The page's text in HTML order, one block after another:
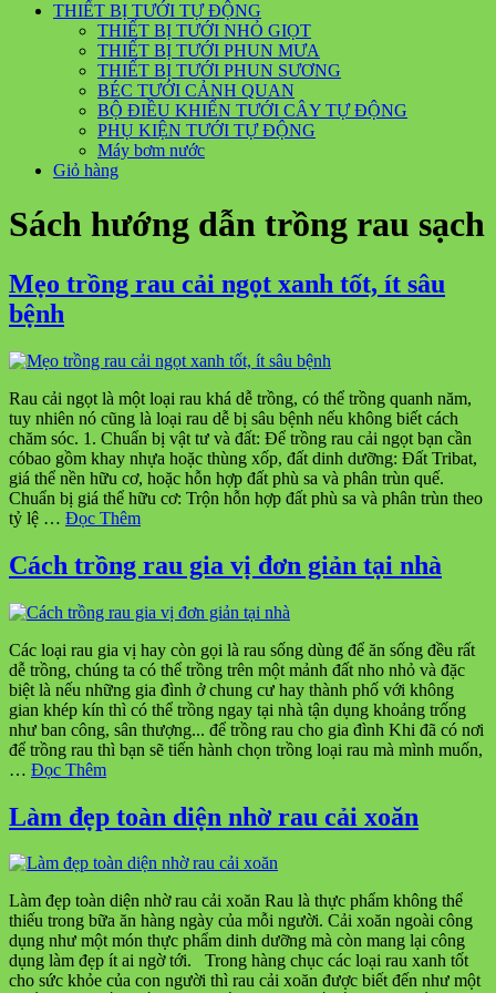
THIẾT BỊ TƯỚI TỰ ĐỘNG
THIẾT BỊ TƯỚI NHỎ GIỌT
THIẾT BỊ TƯỚI PHUN MƯA
THIẾT BỊ TƯỚI PHUN SƯƠNG
BÉC TƯỚI CẢNH QUAN
BỘ ĐIỀU KHIỂN TƯỚI CÂY TỰ ĐỘNG
PHỤ KIỆN TƯỚI TỰ ĐỘNG
Máy bơm nước
Giỏ hàng
Sách hướng dẫn trồng rau sạch
Mẹo trồng rau cải ngọt xanh tốt, ít sâu
bệnh
Rau cải ngọt là một loại rau khá dễ trồng, có thể trồng quanh năm,
tuy nhiên nó cũng là loại rau dễ bị sâu bệnh nếu không biết cách
chăm sóc. 1. Chuẩn bị vật tư và đất: Để trồng rau cải ngọt bạn cần
cóbao gồm khay nhựa hoặc thùng xốp, đất dinh dưỡng: Đất Tribat,
giá thể nền hữu cơ, hoặc hỗn hợp đất phù sa và phân trùn quế.
Chuẩn bị giá thể hữu cơ: Trộn hỗn hợp đất phù sa và phân trùn theo
tỷ lệ … Đọc Thêm
Cách trồng rau gia vị đơn giản tại nhà
Các loại rau gia vị hay còn gọi là rau sống dùng để ăn sống đều rất
dễ trồng, chúng ta có thể trồng trên một mảnh đất nho nhỏ và đặc
biệt là nếu những gia đình ở chung cư hay thành phố với không
gian khép kín thì có thể trồng ngay tại nhà tận dụng khoảng trống
như ban công, sân thượng... để trồng rau cho gia đình Khi đã có nơi
để trồng rau thì bạn sẽ tiến hành chọn trồng loại rau mà mình muốn,
… Đọc Thêm
Làm đẹp toàn diện nhờ rau cải xoăn
Làm đẹp toàn diện nhờ rau cải xoăn Rau là thực phẩm không thể
thiếu trong bữa ăn hàng ngày của mỗi người. Cải xoăn ngoài công
dụng như một món thực phẩm dinh dưỡng mà còn mang lại công
dụng làm đẹp ít ai ngờ tới. Trong hàng chục các loại rau xanh tốt
cho sức khỏe của con người thì rau cải xoăn được biết đến như một